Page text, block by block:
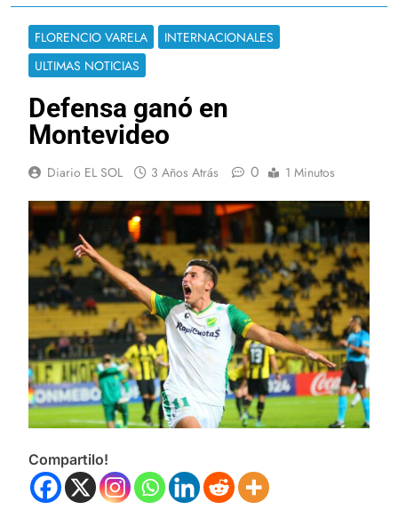
FLORENCIO VARELA
INTERNACIONALES
ULTIMAS NOTICIAS
Defensa ganó en
Montevideo
Diario EL SOL 3 Años Atrás 0 1 Minutos
Compartilo!